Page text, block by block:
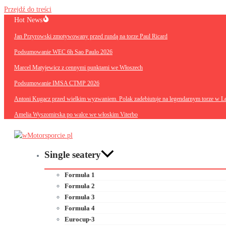
Przejdź do treści
Hot News
Jan Przyrowski zmotywowany przed rundą na torze Paul Ricard
Podsumowanie WEC 6h Sao Paulo 2026
Marcel Matyjewicz z cennymi punktami we Włoszech
Podsumowanie IMSA CTMP 2026
Antoni Kugacz przed wielkim wyzwaniem. Polak zadebiutuje na legendarnym torze w
Amelia Wyszomirska po walce we włoskim Viterbo
Single seatery
Formuła 1
Formuła 2
Formuła 3
Formuła 4
Eurocup-3